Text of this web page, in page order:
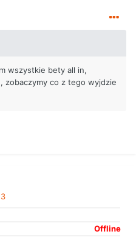
wszystkie bety all in,
zobaczymy co z tego wyjdzie
Offline